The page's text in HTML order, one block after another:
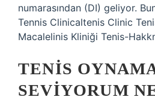
numarasından (DI) geliyor.
Tennis Clinicaltenis Clinic
Macalelinis Kliniği Tenis-
TENIS
SEVIYORUM